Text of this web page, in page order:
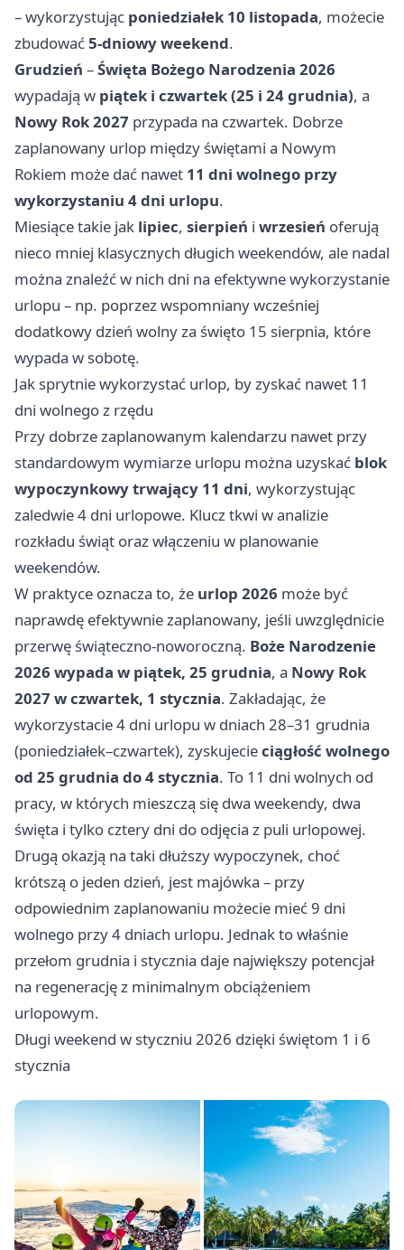
– wykorzystując poniedziałek 10 listopada, możecie
zbudować5-dniowy weekend.
Grudzień –Święta Bożego Narodzenia 2026
wypadają w piątek i czwartek (25 i 24 grudnia), a
Nowy Rok 2027 przypada na czwartek. Dobrze
zaplanowany urlop między świętami a Nowym
Rokiem może dać nawet 11 dni wolnego przy
wykorzystaniu 4 dni urlopu.
Miesiące takie jak lipiec, sierpień i wrzesień oferują
nieco mniej klasycznych długich weekendów, ale nadal
można znaleźć w nich dni na efektywne wykorzystanie
urlopu – np. poprzez wspomniany wcześniej
dodatkowy dzień wolny za święto 15 sierpnia, które
wypada w sobotę.
Jak sprytnie wykorzystać urlop, by zyskać nawet 11
dni wolnego z rzędu
Przy dobrze zaplanowanym kalendarzu nawet przy
standardowym wymiarze urlopu można uzyskać blok
wypoczynkowy trwający 11 dni, wykorzystując
zaledwie 4 dni urlopowe. Klucz tkwi w analizie
rozkładu świąt oraz włączeniu w planowanie
weekendów.
W praktyce oznacza to, że urlop 2026 może być
naprawdę efektywnie zaplanowany, jeśli uwzględnicie
przerwę świąteczno-noworoczną. Boże Narodzenie
2026 wypada w piątek, 25 grudnia, a Nowy Rok
2027 w czwartek, 1 stycznia. Zakładając, że
wykorzystacie 4 dni urlopu w dniach 28–31 grudnia
(poniedziałek–czwartek), zyskujecieciągłość wolnego
od 25 grudnia do 4 stycznia. To 11 dni wolnych od
pracy, w których mieszczą się dwa weekendy, dwa
święta i tylko cztery dni do odjęcia z puli urlopowej.
Drugą okazją na taki dłuższy wypoczynek, choć
krótszą o jeden dzień, jest majówka – przy
odpowiednim zaplanowaniu możecie mieć 9 dni
wolnego przy 4 dniach urlopu. Jednak to właśnie
przełom grudnia i stycznia daje największy potencjał
na regenerację z minimalnym obciążeniem
urlopowym.
Długi weekend w styczniu 2026 dzięki świętom 1 i 6
stycznia